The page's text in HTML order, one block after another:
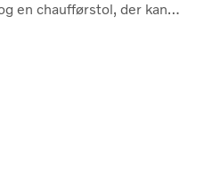
en chaufførstol, der kan
og behov.”